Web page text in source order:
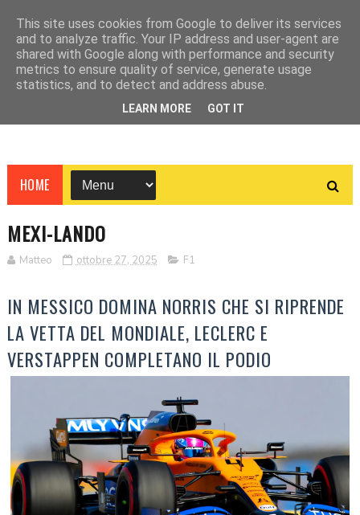
HOME
MEXI-LANDO
Matteo ottobre 27, 2025 F1
IN MESSICO DOMINA NORRIS CHE SI RIPRENDE
LA VETTA DEL MONDIALE, LECLERC E
VERSTAPPEN COMPLETANO IL PODIO
This site uses cookies from Google to deliver its services
and to analyze traffic. Your IP address and user-agent are
shared with Google along with performance and security
metrics to ensure quality of service, generate usage
statistics, and to detect and address abuse.
LEARN MORE GOT IT